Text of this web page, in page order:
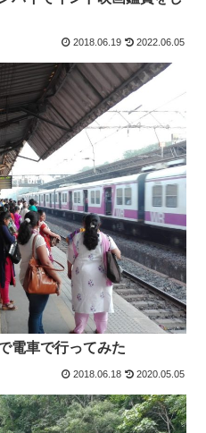
2018.06.19 2022.06.05
電車で行ってみた
2018.06.18 2020.05.05